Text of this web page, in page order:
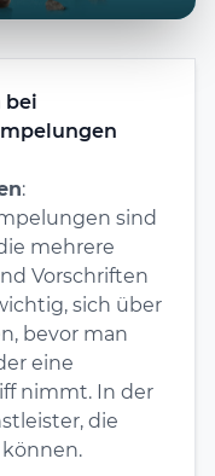
bei
:
sind
mehrere
Vorschriften
sich über
bevor man
eine
nimmt. In der
die